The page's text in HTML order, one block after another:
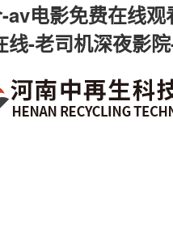
av电影免费在线
线-老司机深夜影